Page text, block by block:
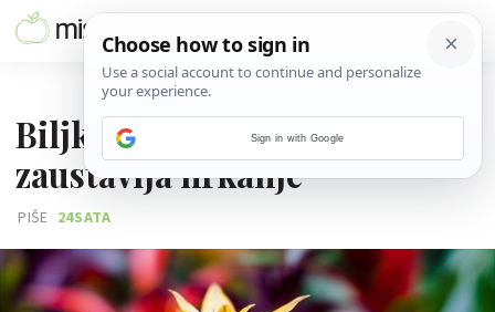
Biljka koja čisti zrak u stanu i
zaustavlja hrkanje
PIŠE 24SATA
Sign in with Google